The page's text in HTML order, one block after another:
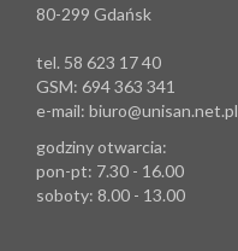
80-299 Gdańsk
tel. 58 623 17 40
GSM: 694 363 341
e-mail: biuro@unisan.net.pl
godziny otwarcia:
pon-pt: 7.30 - 16.00
soboty: 8.00 - 13.00